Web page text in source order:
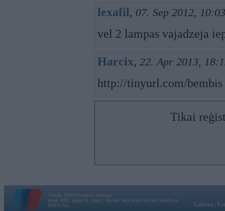
lexafil, 07. Sep 2012, 10:03
vel 2 lampas vajadzeja
Harcix, 22. Apr 2013,
http://tinyurl.com/bembis
Tikai
Vortāls BMWPower.lv darbojas
kopš 2002. gada 14. maija. Tas nav auto klubs un nav saistīts ar
BMW AG.
Galvena